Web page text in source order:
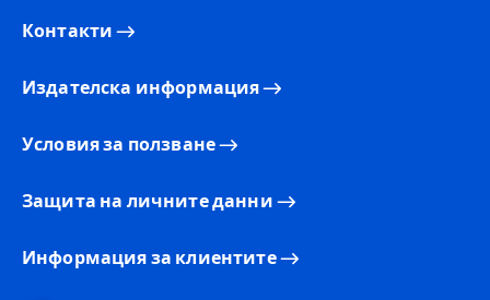
Контакти
Издателска информация
Условия за ползване
Защита на личните данни
Информация за клиентите